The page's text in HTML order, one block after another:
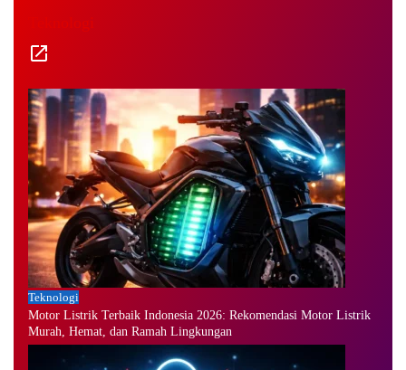
Teknologi
Motor Listrik Terbaik Indonesia 2026: Rekomendasi Motor Listrik
Murah, Hemat, dan Ramah Lingkungan